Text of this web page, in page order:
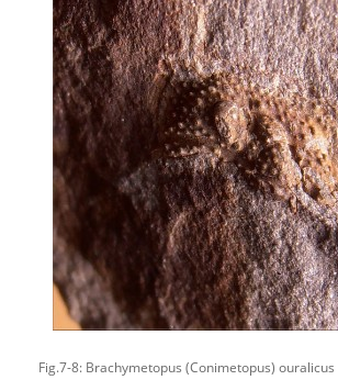
Fig.7-8: Brachymetopus (Conimetopus) ouralicus